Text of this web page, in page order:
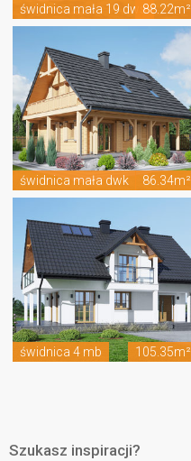
świdnica mała 19 dws88.22m²
świdnica mała dwk 86.34m²
świdnica 4 mb 105.35m²
Szukasz inspiracji?